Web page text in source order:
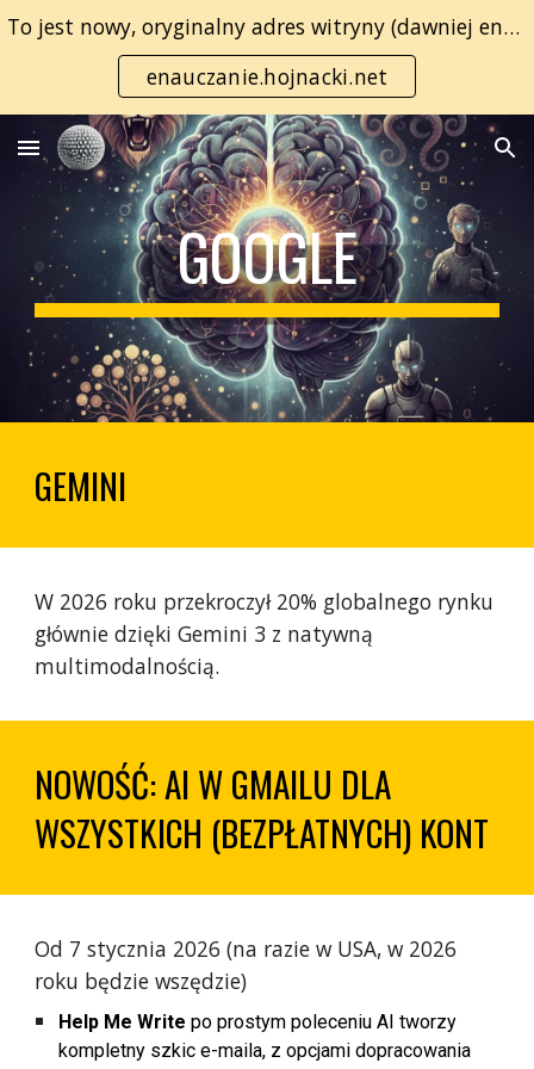
Skip to main content Skip to navigation
To jest nowy, oryginalny adres witryny (dawniej enauczanie.com):
enauczanie.hojnacki.net
GOOGLE
GEMINI
W 2026 roku przekroczył 20% globalnego rynku
głównie dzięki Gemini 3 z natywną
multimodalnością.
NOWOŚĆ: AI W GMAILU DLA
WSZYSTKICH (BEZPŁATNYCH) KONT
Od 7 stycznia 2026 (na razie w USA, w 2026
roku będzie wszędzie)
Help Me Write po prostym poleceniu AI tworzy
kompletny szkic e-maila, z opcjami dopracowania